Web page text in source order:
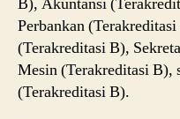
B), Akuntansi
Perbankan
(Terakreditasi B),
Mesin (Terakreditasi
(Terakreditasi B).